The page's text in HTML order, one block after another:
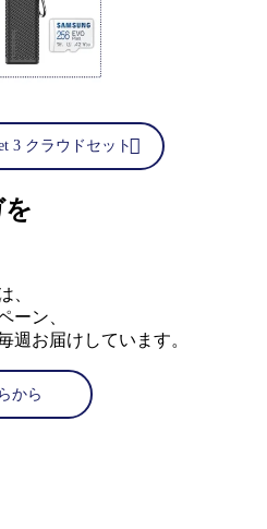
3 クラウドセット
、
ーン、
週お届けしています。
から